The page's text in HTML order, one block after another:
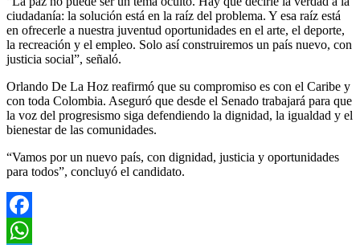
ciudadanía: la solución está en la raíz del problema. Y esa raíz está
en ofrecerle a nuestra juventud oportunidades en el arte, el deporte,
la recreación y el empleo. Solo así construiremos un país nuevo, con
justicia social”, señaló.
Orlando De La Hoz reafirmó que su compromiso es con el Caribe y
con toda Colombia. Aseguró que desde el Senado trabajará para que
la voz del progresismo siga defendiendo la dignidad, la igualdad y el
bienestar de las comunidades.
“Vamos por un nuevo país, con dignidad, justicia y oportunidades
para todos”, concluyó el candidato.
Facebook